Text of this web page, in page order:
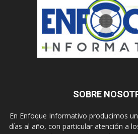
SOBRE
En Enfoque Informativo producimos
días al año, con particular atención a